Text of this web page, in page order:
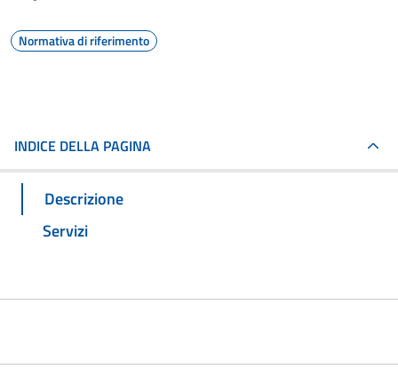
Normativa di riferimento
INDICE DELLA PAGINA
Descrizione
Servizi